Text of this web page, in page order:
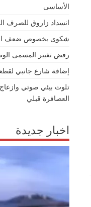
الأساسى
انسداد زاروق للصرف
شكوى بخصوص ضعف
رفض تغيير المسمى
إضافة شارع جانبي
تلوث بيئي صوتي
العصافرة قبلي
اخبار جديدة